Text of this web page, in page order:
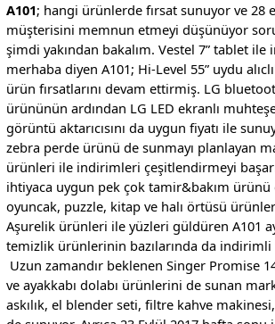
A101; hangi ürünlerde fırsat sunuyor ve 28
müşterisini memnun etmeyi düşünüyor
şimdi yakından bakalım. Vestel 7” tablet
merhaba diyen A101; Hi-Level 55” uydu
ürün fırsatlarını devam ettirmiş. LG
ürününün ardından LG LED ekranlı
görüntü aktarıcısını da uygun fiyatı ile
zebra perde ürünü de sunmayı planlayan
ürünleri ile indirimleri çeşitlendirmeyi
ihtiyaca uygun pek çok tamir&bakım
oyuncak, puzzle, kitap ve halı örtüsü
Aşurelik ürünleri ile yüzleri güldüren A101
temizlik ürünlerinin bazılarında da
Uzun zamandır beklenen Singer Promise
ve ayakkabı dolabı ürünlerini de sunan
askılık, el blender seti, filtre kahve